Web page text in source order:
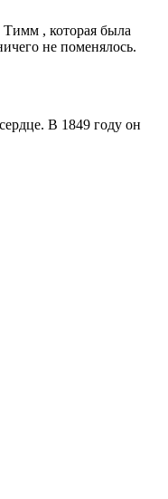
, которая была
не поменялось.
В 1849 году он